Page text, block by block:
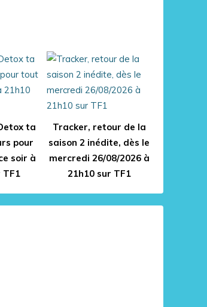
ta
pour
soir à
TF1
Tracker, retour de la
saison 2 inédite, dès le
mercredi 26/08/2026 à
21h10 sur TF1